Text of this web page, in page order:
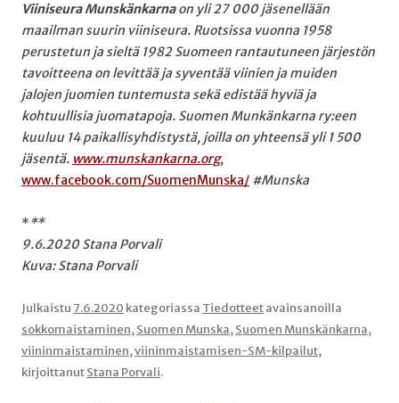
Viiniseura Munskänkarnaon yli 27 000 jäsenellään
maailman suurin viiniseura. Ruotsissa vuonna 1958
perustetun ja sieltä 1982 Suomeen rantautuneen järjestön
tavoitteena on levittää ja syventää viinien ja muiden
jalojen juomien tuntemusta sekä edistää hyviä ja
kohtuullisia juomatapoja. Suomen Munkänkarna ry:een
kuuluu 14 paikallisyhdistystä, joilla on yhteensä yli 1 500
jäsentä. www.munskankarna.org,
www.facebook.com/SuomenMunska/ #Munska
***
9.6.2020 Stana Porvali
Kuva: Stana Porvali
Julkaistu 7.6.2020 kategoriassa Tiedotteetavainsanoilla
sokkomaistaminen,Suomen Munska,Suomen Munskänkarna,
viininmaistaminen,viininmaistamisen-SM-kilpailut,
kirjoittanutStana Porvali.